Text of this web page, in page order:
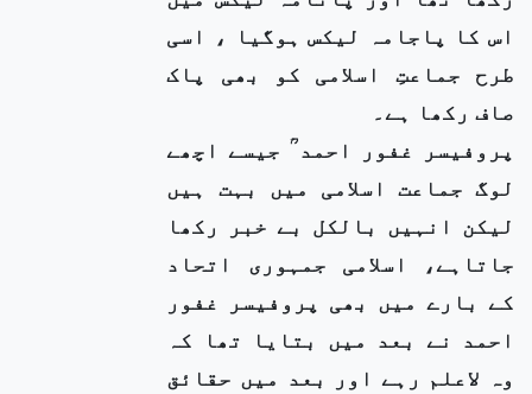
اس کا پاجامہ لیکس ہوگیا ، اسی
طرح جماعتِ اسلامی کو بھی پاک
صاف رکھا ہے۔
پروفیسر غفور احمد ؒ جیسے اچھے
لوگ جماعت اسلامی میں بہت ہیں
لیکن انہیں بالکل بے خبر رکھا
جاتاہے، اسلامی جمہوری اتحاد
کے بارے میں بھی پروفیسر غفور
احمد نے بعد میں بتایا تھا کہ
وہ لاعلم رہے اور بعد میں حقائق